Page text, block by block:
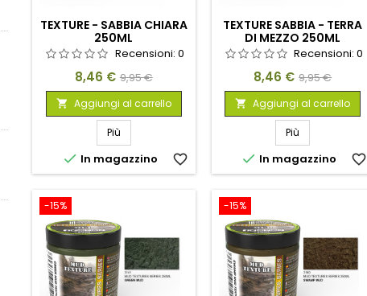
TEXTURE - SABBIA CHIARA
250ML
Recensioni: 0
Prezzo
8,46 € Prezzo
base
9,95 €
 Aggiungi al carrello
Più
 In magazzino favorite_border
TEXTURE SABBIA - TERRA
DI MEZZO 250ML
Recensioni:0
Prezzo
8,46 € Prezzo
base
9,95 €
 Aggiungi al carrello
Più
 In magazzino favorite_border
-15% -15%